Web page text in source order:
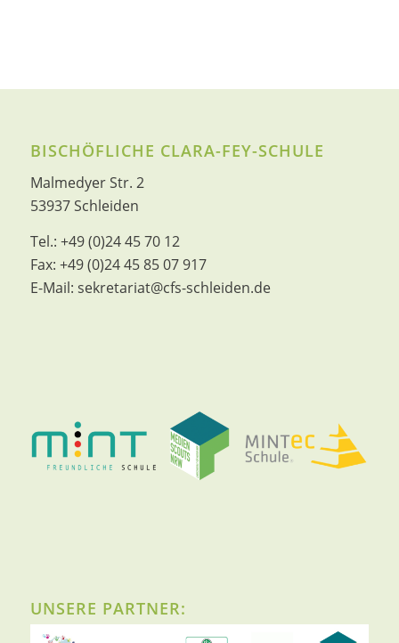
BISCHÖFLICHE CLARA-FEY-SCHULE
Malmedyer Str. 2
53937 Schleiden
Tel.: +49 (0)24 45 70 12
Fax: +49 (0)24 45 85 07 917
E-Mail: sekretariat@cfs-schleiden.de
UNSERE PARTNER: